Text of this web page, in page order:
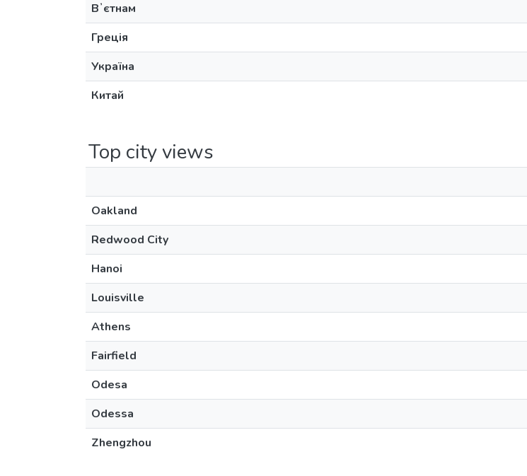
Вʼєтнам
Греція
Україна
Китай
Top city views
Oakland
Redwood City
Hanoi
Louisville
Athens
Fairfield
Odesa
Odessa
Zhengzhou